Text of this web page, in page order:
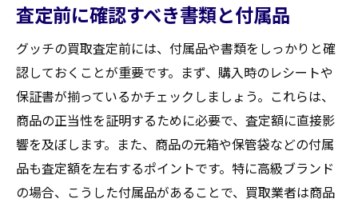
査定前に確認すべき書類と付属品
グッチの買取査定前には、付属品や書類をしっかりと確
認しておくことが重要です。まず、購入時のレシートや
保証書が揃っているかチェックしましょう。これらは、
商品の正当性を証明するために必要で、査定額に直接影
響を及ぼします。また、商品の元箱や保管袋などの付属
品も査定額を左右するポイントです。特に高級ブランド
の場合、こうした付属品があることで、買取業者は商品